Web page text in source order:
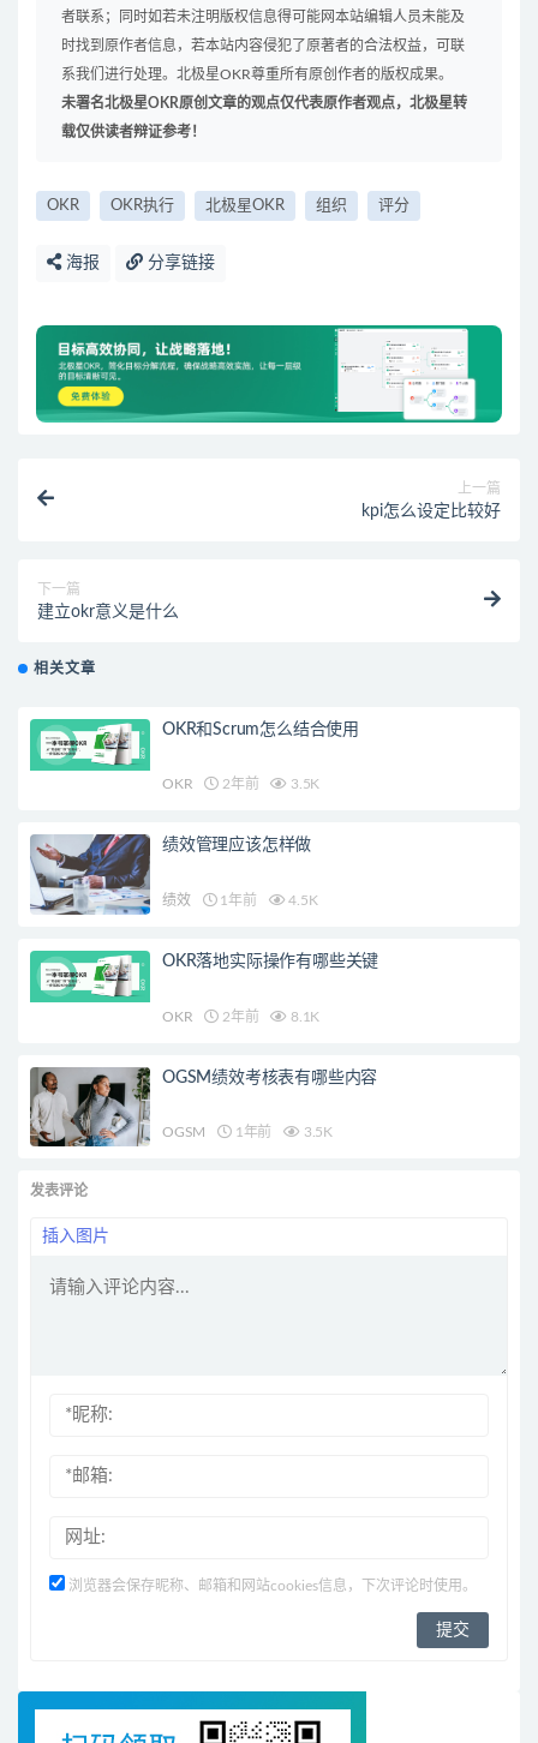
者联系；同时如若未注明版权信息得可能网本站编辑人员未能及
时找到原作者信息，若本站内容侵犯了原著者的合法权益，可联
系我们进行处理。北极星OKR尊重所有原创作者的版权成果。
未署名北极星OKR原创文章的观点仅代表原作者观点，北极星转
载仅供读者辩证参考！
OKR OKR执行 北极星OKR 组织 评分
海报 分享链接
上一篇
kpi怎么设定比较好
下一篇
建立okr意义是什么
相关文章
OKR和Scrum怎么结合使用
OKR 2年前 3.5K
绩效管理应该怎样做
绩效 1年前 4.5K
OKR落地实际操作有哪些关键
OKR 2年前 8.1K
OGSM绩效考核表有哪些内容
OGSM 1年前 3.5K
发表评论
插入图片
浏览器会保存昵称、邮箱和网站cookies信息，下次评论时使用。